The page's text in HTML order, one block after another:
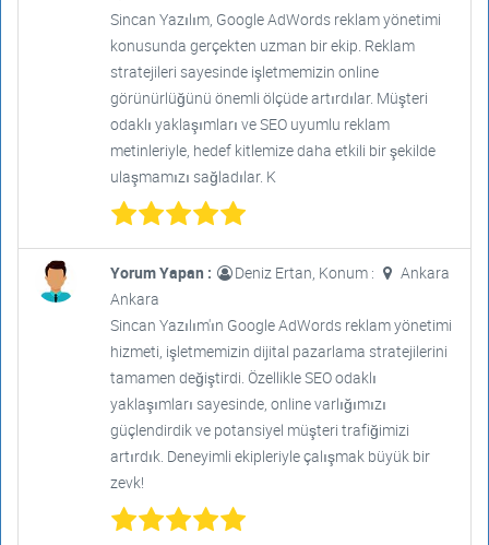
Sincan Yazılım, Google AdWords reklam yönetimi
konusunda gerçekten uzman bir ekip. Reklam
stratejileri sayesinde işletmemizin online
görünürlüğünü önemli ölçüde artırdılar. Müşteri
odaklı yaklaşımları ve SEO uyumlu reklam
metinleriyle, hedef kitlemize daha etkili bir şekilde
ulaşmamızı sağladılar. K
Yorum Yapan : Deniz Ertan, Konum :
Ankara
Ankara
Sincan Yazılım'ın Google AdWords reklam yönetimi
hizmeti, işletmemizin dijital pazarlama stratejilerini
tamamen değiştirdi. Özellikle SEO odaklı
yaklaşımları sayesinde, online varlığımızı
güçlendirdik ve potansiyel müşteri trafiğimizi
artırdık. Deneyimli ekipleriyle çalışmak büyük bir
zevk!